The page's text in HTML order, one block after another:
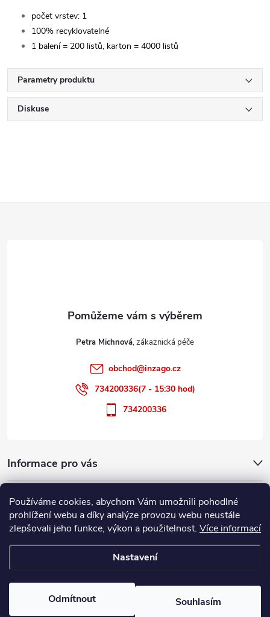
Používáme cookies, abychom Vám umožnili pohodlné
prohlížení webu a díky analýze provozu webu neustále
zlepšovali jeho funkce, výkon a použitelnost. Více informací
Nastavení
Odmítnout Souhlasím
počet vrstev: 1
100% recyklovatelné
1 balení = 200 listů, karton = 4000 listů
Parametry produktu
Diskuse
Informace pro vás
Přijímáme online platby
Petra Michnová
obchod@inzago.cz
734200336(7 - 15:30 hod)
734200336
cookies